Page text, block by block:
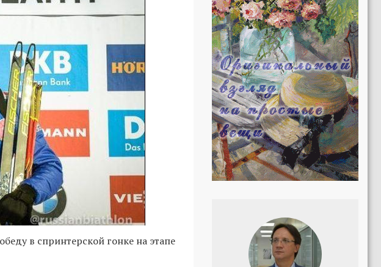
в спринтерской гонке на этапе